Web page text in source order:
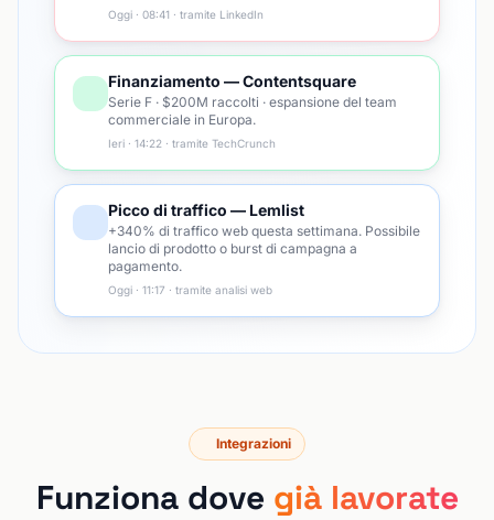
Oggi · 08:41 · tramite LinkedIn
Finanziamento — Contentsquare
Serie F · $200M raccolti · espansione del team
commerciale in Europa.
Ieri · 14:22 · tramite TechCrunch
Picco di traffico — Lemlist
+340% di traffico web questa settimana. Possibile
lancio di prodotto o burst di campagna a
pagamento.
Oggi · 11:17 · tramite analisi web
Integrazioni
Funziona dove già lavorate